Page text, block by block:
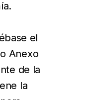
el
Anexo
de la
la